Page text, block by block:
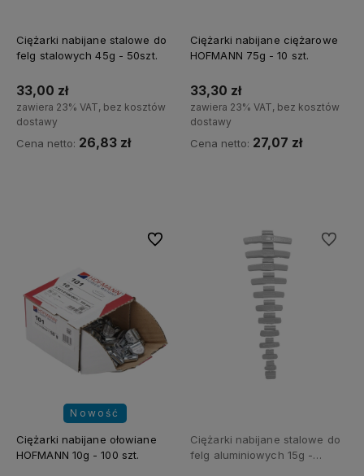
Ciężarki nabijane stalowe do
felg stalowych 45g - 50szt.
33,00 zł
zawiera 23% VAT, bez kosztów
dostawy
Cena netto: 26,83 zł
Ciężarki nabijane ciężarowe
HOFMANN 75g - 10 szt.
33,30 zł
zawiera 23% VAT, bez kosztów
dostawy
Cena netto: 27,07 zł
Nowość
Ciężarki nabijane ołowiane
HOFMANN 10g - 100 szt.
Do ulubionych
Ciężarki nabijane stalowe do
felg aluminiowych 15g -
Do